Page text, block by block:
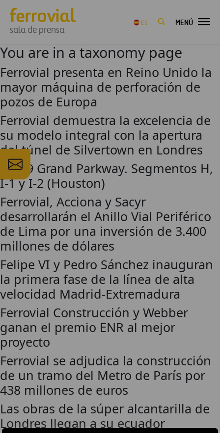
sala de prensa
ES MENÚ
You are in a taxonomy page
Ferrovial presenta en Reino Unido la
mayor máquina de perforación de
pozos de Europa
Ferrovial demuestra la excelencia de
su modelo integral con la apertura
del túnel de Silvertown en Londres
SH 99 Grand Parkway. Segmentos H,
I-1 y I-2 (Houston)
Ferrovial, Acciona y Sacyr
desarrollarán el Anillo Vial Periférico
de Lima por una inversión de 3.400
millones de dólares
Felipe VI y Pedro Sánchez inauguran
la primera fase de la línea de alta
velocidad Madrid-Extremadura
Ferrovial Construcción y Webber
ganan el premio ENR al mejor
proyecto
Ferrovial se adjudica la construcción
de un tramo del Metro de París por
438 millones de euros
Las obras de la súper alcantarilla de
Londres llegan a su ecuador